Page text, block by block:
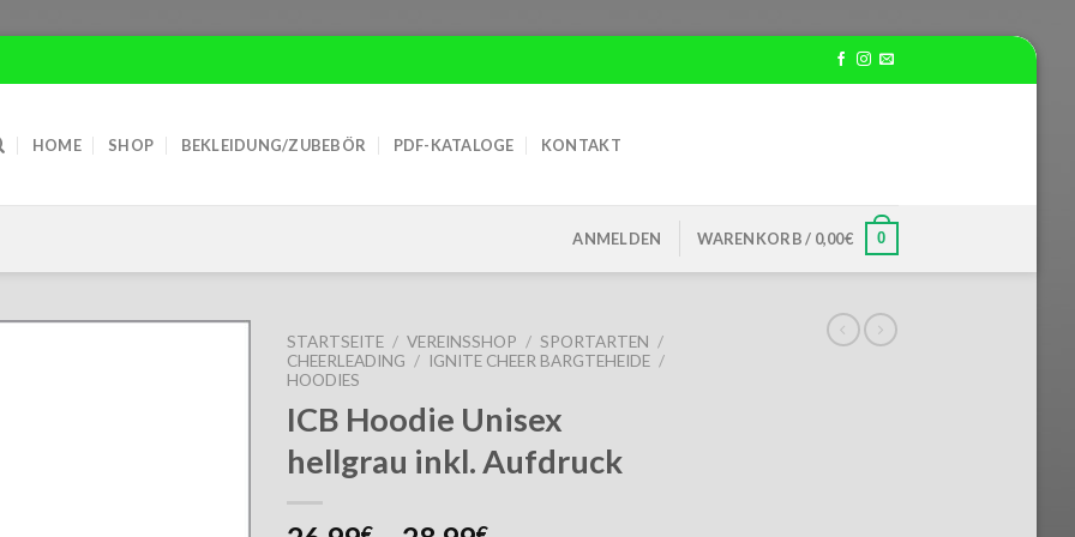
HOME SHOP BEKLEIDUNG/ZUBEBÖR PDF-KATALOGE KONTAKT
ANMELDEN WARENKORB / 0,00€ 0
STARTSEITE / VEREINSSHOP / SPORTARTEN /
CHEERLEADING / IGNITE CHEER BARGTEHEIDE /
HOODIES
ICB Hoodie Unisex
hellgrau inkl. Aufdruck